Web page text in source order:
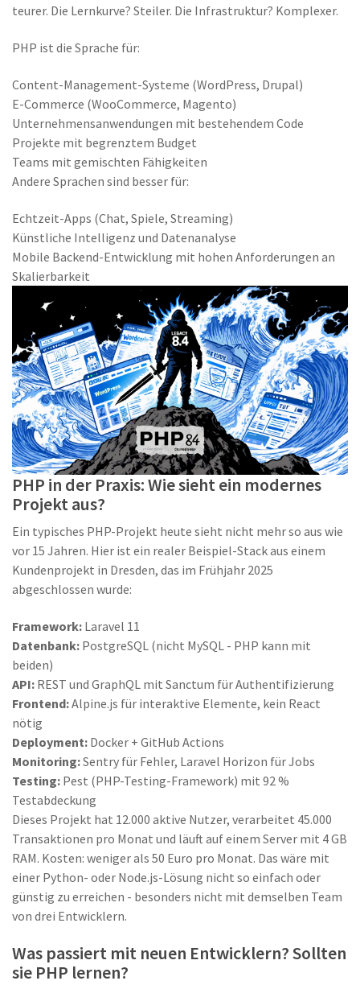
teurer. Die Lernkurve? Steiler. Die Infrastruktur? Komplexer.
PHP ist die Sprache für:
Content-Management-Systeme (WordPress, Drupal)
E-Commerce (WooCommerce, Magento)
Unternehmensanwendungen mit bestehendem Code
Projekte mit begrenztem Budget
Teams mit gemischten Fähigkeiten
Andere Sprachen sind besser für:
Echtzeit-Apps (Chat, Spiele, Streaming)
Künstliche Intelligenz und Datenanalyse
Mobile Backend-Entwicklung mit hohen Anforderungen an
Skalierbarkeit
PHP in der Praxis: Wie sieht ein modernes
Projekt aus?
Ein typisches PHP-Projekt heute sieht nicht mehr so aus wie
vor 15 Jahren. Hier ist ein realer Beispiel-Stack aus einem
Kundenprojekt in Dresden, das im Frühjahr 2025
abgeschlossen wurde:
Framework: Laravel 11
Datenbank: PostgreSQL (nicht MySQL - PHP kann mit
beiden)
API: REST und GraphQL mit Sanctum für Authentifizierung
Frontend:Alpine.js für interaktive Elemente, kein React
nötig
Deployment: Docker + GitHub Actions
Monitoring:Sentry für Fehler, Laravel Horizon für Jobs
Testing: Pest (PHP-Testing-Framework) mit 92 %
Testabdeckung
Dieses Projekt hat 12.000 aktive Nutzer, verarbeitet 45.000
Transaktionen pro Monat und läuft auf einem Server mit 4 GB
RAM. Kosten: weniger als 50 Euro pro Monat. Das wäre mit
einer Python- oder Node.js-Lösung nicht so einfach oder
günstig zu erreichen - besonders nicht mit demselben Team
von drei Entwicklern.
Was passiert mit neuen Entwicklern? Sollten
sie PHP lernen?